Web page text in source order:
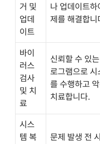
거 및
업데
이트
나 업데이트하
제를 해결합니
바이
러스
검사
및 치
료
신뢰할 수 있
로그램으로 시
를 수행하고
치료합니다.
시스
템 복
문제 발생 전